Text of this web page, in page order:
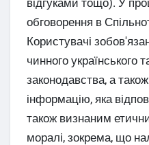
відгуками тощо). У
обговорення в
Користувачі
чинного українського
законодавства, а
інформацію, яка
також визнаним
моралі, зокрема, що